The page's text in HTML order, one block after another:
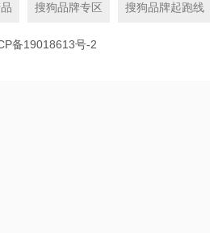
搜狗品牌专区 搜狗品牌起跑线
备19018613号-2